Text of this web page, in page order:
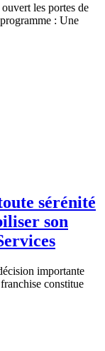
les portes de
: Une
sérénité
son
importante
constitue